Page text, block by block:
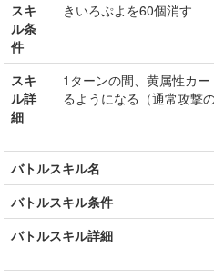
スキ
ル条
件
きいろぷよを60個消す
スキ
ル詳
細
1ターンの間、黄属性カ
るようになる（通常攻撃の
バトルスキル名
バトルスキル条件
バトルスキル詳細